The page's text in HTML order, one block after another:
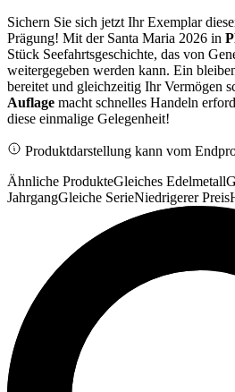
Sichern Sie sich jetzt Ihr Exemplar
Prägung! Mit der Santa Maria 2026 in
Stück Seefahrtsgeschichte, das von
weitergegeben werden kann. Ein
bereitet und gleichzeitig Ihr Vermögen
Auflage macht schnelles Handeln
diese einmalige Gelegenheit!
Produktdarstellung kann vom
Ähnliche ProdukteGleiches Edelmetall
JahrgangGleiche SerieNiedrigerer Preis